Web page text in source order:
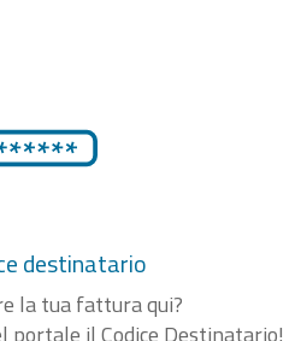
destinatario
la tua fattura qui?
portale il Codice Destinatario!